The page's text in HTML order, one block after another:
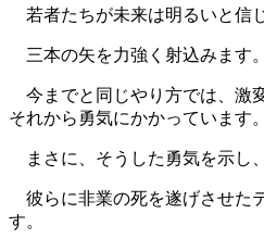
若者たちが未来は明るいと信
三本の矢を力強く射込みます
今までと同じやり方では、激
それから勇気にかかっています。
まさに、そうした勇気を示し
彼らに非業の死を遂げさせた
す。